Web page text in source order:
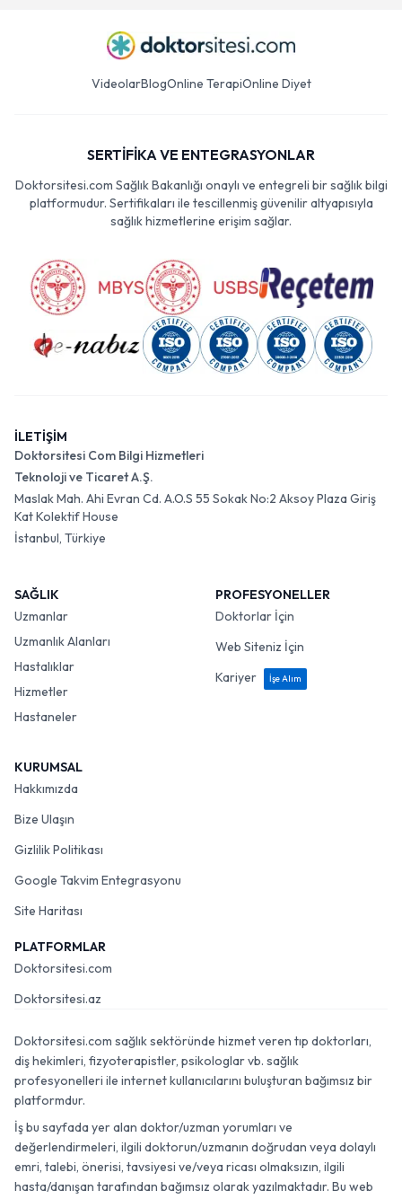
VideolarBlogOnline TerapiOnline Diyet
SERTİFİKA VE ENTEGRASYONLAR
Doktorsitesi.com Sağlık Bakanlığı onaylı ve entegreli bir sağlık bilgi
platformudur. Sertifikaları ile tescillenmiş güvenilir altyapısıyla
sağlık hizmetlerine erişim sağlar.
İLETİŞİM
Doktorsitesi Com Bilgi Hizmetleri
Teknoloji ve Ticaret A.Ş.
Maslak Mah. Ahi Evran Cd. A.O.S 55 Sokak No:2 Aksoy Plaza Giriş
Kat Kolektif House
İstanbul, Türkiye
SAĞLIK
Uzmanlar
Uzmanlık Alanları
Hastalıklar
Hizmetler
Hastaneler
PROFESYONELLER
Doktorlar İçin
Web Siteniz İçin
Kariyer
İşe Alım
KURUMSAL
Hakkımızda
Bize Ulaşın
Gizlilik Politikası
Google Takvim Entegrasyonu
Site Haritası
PLATFORMLAR
Doktorsitesi.com
Doktorsitesi.az
Doktorsitesi.com sağlık sektöründe hizmet veren tıp doktorları,
diş hekimleri, fizyoterapistler, psikologlar vb. sağlık
profesyonelleri ile internet kullanıcılarını buluşturan bağımsız bir
platformdur.
İş bu sayfada yer alan doktor/uzman yorumları ve
değerlendirmeleri, ilgili doktorun/uzmanın doğrudan veya dolaylı
emri, talebi, önerisi, tavsiyesi ve/veya ricası olmaksızın, ilgili
hasta/danışan tarafından bağımsız olarak yazılmaktadır. Bu web